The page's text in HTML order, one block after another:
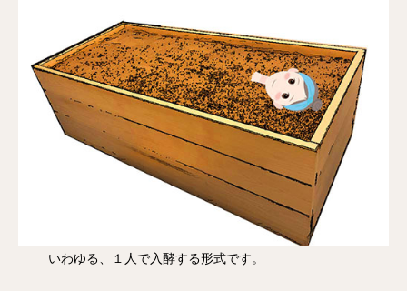
いわゆる、１人で入酵する形式です。